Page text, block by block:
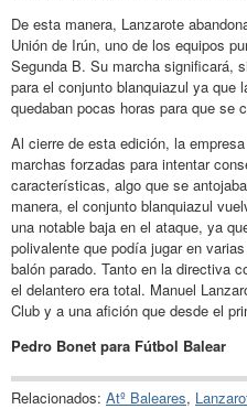
De esta manera, Lanzarote
Unión de Irún, uno de los equipos
Segunda B. Su marcha significará,
para el conjunto blanquiazul ya que
quedaban pocas horas para que se
Al cierre de esta edición, la
marchas forzadas para intentar
características, algo que se
manera, el conjunto blanquiazul
una notable baja en el ataque, ya
polivalente que podía jugar en
balón parado. Tanto en la directiva
el delantero era total. Manuel
Club y a una afición que desde el
Pedro Bonet para Fútbol Balear
Relacionados: Atº Baleares,